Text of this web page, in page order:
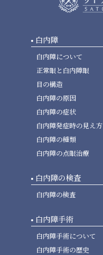
白内障
白内障について
正常眼と白内障眼
目の構造
白内障の原因
白内障の症状
白内障発症時の見え方
白内障の種類
白内障の点眼治療
白内障の検査
白内障の検査
白内障手術
白内障手術について
白内障手術の歴史